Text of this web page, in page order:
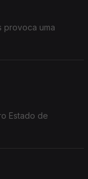
provoca uma
Estado de